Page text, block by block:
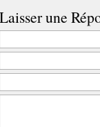
Laisser une